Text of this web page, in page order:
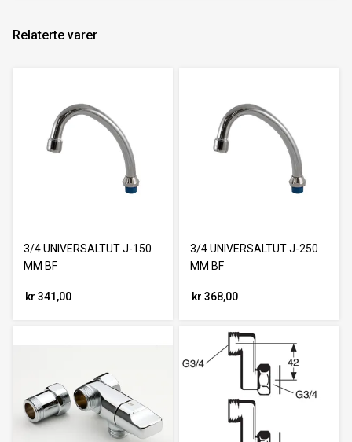
Relaterte varer
3/4 UNIVERSALTUT J-150
MM BF
kr 341,00
3/4 UNIVERSALTUT J-250
MM BF
kr 368,00